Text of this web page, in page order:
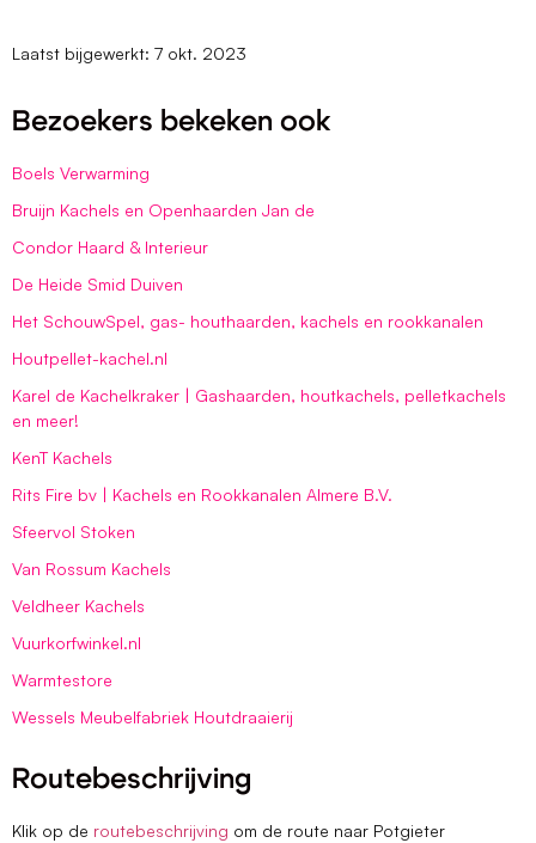
Laatst bijgewerkt: 7 okt. 2023
Bezoekers bekeken ook
Boels Verwarming
Bruijn Kachels en Openhaarden Jan de
Condor Haard & Interieur
De Heide Smid Duiven
Het SchouwSpel, gas- houthaarden, kachels en rookkanalen
Houtpellet-kachel.nl
Karel de Kachelkraker | Gashaarden, houtkachels, pelletkachels
en meer!
KenT Kachels
Rits Fire bv | Kachels en Rookkanalen Almere B.V.
Sfeervol Stoken
Van Rossum Kachels
Veldheer Kachels
Vuurkorfwinkel.nl
Warmtestore
Wessels Meubelfabriek Houtdraaierij
Routebeschrijving
Klik op de routebeschrijving om de route naar Potgieter